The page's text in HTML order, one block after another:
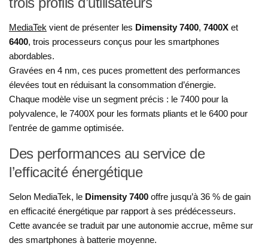
MediaTek vient de présenter les Dimensity 7400, 7400X et
6400, trois processeurs conçus pour les smartphones
abordables.
Gravées en 4 nm, ces puces promettent des performances
élevées tout en réduisant la consommation d’énergie.
Chaque modèle vise un segment précis : le 7400 pour la
polyvalence, le 7400X pour les formats pliants et le 6400 pour
l’entrée de gamme optimisée.
Des performances au service de
l’efficacité énergétique
Selon MediaTek, le Dimensity 7400 offre jusqu’à 36 % de gain
en efficacité énergétique par rapport à ses prédécesseurs.
Cette avancée se traduit par une autonomie accrue, même sur
des smartphones à batterie moyenne.